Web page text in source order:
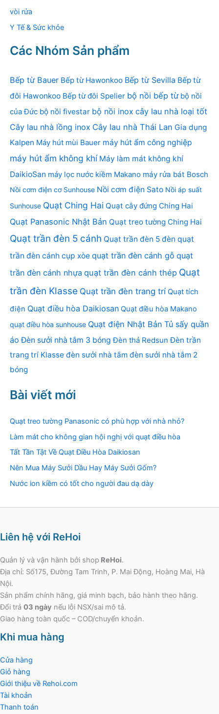
vòi rửa
Y Tế & Sức khỏe
Các Nhóm Sản phẩm
Bếp từ Bauer Bếp từ Hawonkoo Bếp từ Sevilla Bếp từ
đôi Hawonkoo Bếp từ đôi Spelier bộ nồi bếp từ bộ nồi
của Đức bộ nồi fivestar bộ nồi inox cây lau nhà loại tốt
Cây lau nhà lồng inox Cây lau nhà Thái Lan Gia dụng
Kalpen Máy hút mùi Bauer máy hút ẩm công nghiệp
máy hút ẩm không khí Máy làm mát không khí
DaikioSan máy lọc nước kiềm Makano máy rửa bát Bosch
Nồi cơm điện cơ Sunhouse Nồi cơm điện Sato Nồi áp suất
Sunhouse Quạt Ching Hai Quạt cây đứng Ching Hai
Quạt Panasonic Nhật Bản Quạt treo tường Ching Hai
Quạt trần đèn 5 cánh Quạt trần đèn 5 đèn quạt
trần đèn cánh cụp xòe quạt trần đèn cánh gỗ quạt
trần đèn cánh nhựa quạt trần đèn cánh thép Quạt
trần đèn Klasse Quạt trần đèn trang trí Quạt tích
điện Quạt điều hòa Daikiosan Quạt điều hòa Makano
quạt điều hòa sunhouse Quạt điện Nhật Bản Tủ sấy quần
áo Đèn sưởi nhà tắm 3 bóng Đèn thả Redsun Đèn trần
trang trí Klasse đèn sưởi nhà tắm đèn sưởi nhà tắm 2
bóng
Bài viết mới
Quạt treo tường Panasonic có phù hợp với nhà nhỏ?
Làm mát cho không gian hội nghị với quạt điều hòa
Tất Tần Tật Về Quạt Điều Hòa Daikiosan
Nên Mua Máy Sưởi Dầu Hay Máy Sưởi Gốm?
Nước ion kiềm có tốt cho người đau dạ dày
Liên hệ với ReHoi
Quản lý và vận hành bởi shop ReHoi.
Địa chỉ: Số175, Đường Tam Trinh, P. Mai Động, Hoàng Mai, Hà
Nội.
Sản phẩm chính hãng, giá minh bạch, bảo hành theo hãng.
Đổi trả 03 ngày nếu lỗi NSX/sai mô tả.
Giao hàng toàn quốc – COD/chuyển khoản.
Khi mua hàng
Cửa hàng
Giỏ hàng
Giới thiệu về Rehoi.com
Tài khoản
Thanh toán